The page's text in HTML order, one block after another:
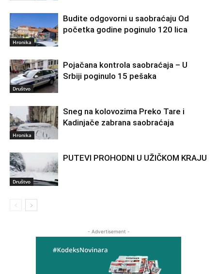
Hronika
Budite odgovorni u saobraćaju Od
početka godine poginulo 120 lica
Društvo
Pojačana kontrola saobraćaja – U
Srbiji poginulo 15 pešaka
Hronika
Sneg na kolovozima Preko Tare i
Kadinjače zabrana saobraćaja
Društvo
PUTEVI PROHODNI U UŽIČKOM KRAJU
- Advertisement -